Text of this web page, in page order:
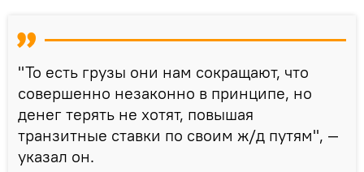
"То есть грузы они нам сокращают, что
совершенно незаконно в принципе, но
денег терять не хотят, повышая
транзитные ставки по своим ж/д путям", —
указал он.